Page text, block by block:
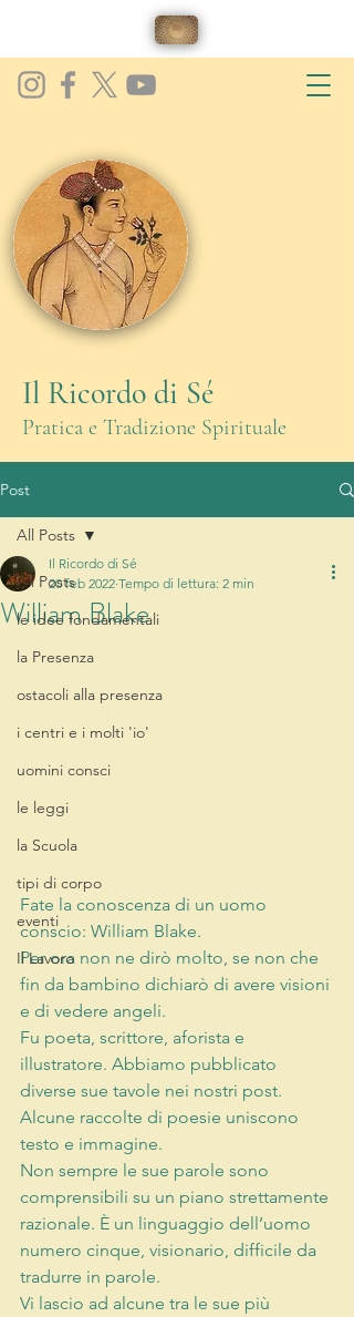
Il Ricordo di Sé
Pratica e Tradizione Spirituale
Post
All Posts
le idee fondamentali
la Presenza
ostacoli alla presenza
i centri e i molti 'io'
uomini consci
le leggi
la Scuola
tipi di corpo
eventi
Il Lavoro
All Posts
William Blake
Il Ricordo di Sé
20 feb 2022 Tempo di lettura: 2 min
Fate la conoscenza di un uomo
conscio: William Blake.
Per ora non ne dirò molto, se non che
fin da bambino dichiarò di avere visioni
e di vedere angeli.
Fu poeta, scrittore, aforista e
illustratore. Abbiamo pubblicato
diverse sue tavole nei nostri post.
Alcune raccolte di poesie uniscono
testo e immagine.
Non sempre le sue parole sono
comprensibili su un piano strettamente
razionale. È un linguaggio dell’uomo
numero cinque, visionario, difficile da
tradurre in parole.
Vi lascio ad alcune tra le sue più